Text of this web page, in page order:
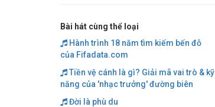
Bài hát cùng thể loại
Hành trình 18 năm tìm kiếm bến đỗ
của Fifadata.com
Tiền vệ cánh là gì? Giải mã vai trò & kỹ
năng của 'nhạc trưởng' đường biên
Đời là phù du